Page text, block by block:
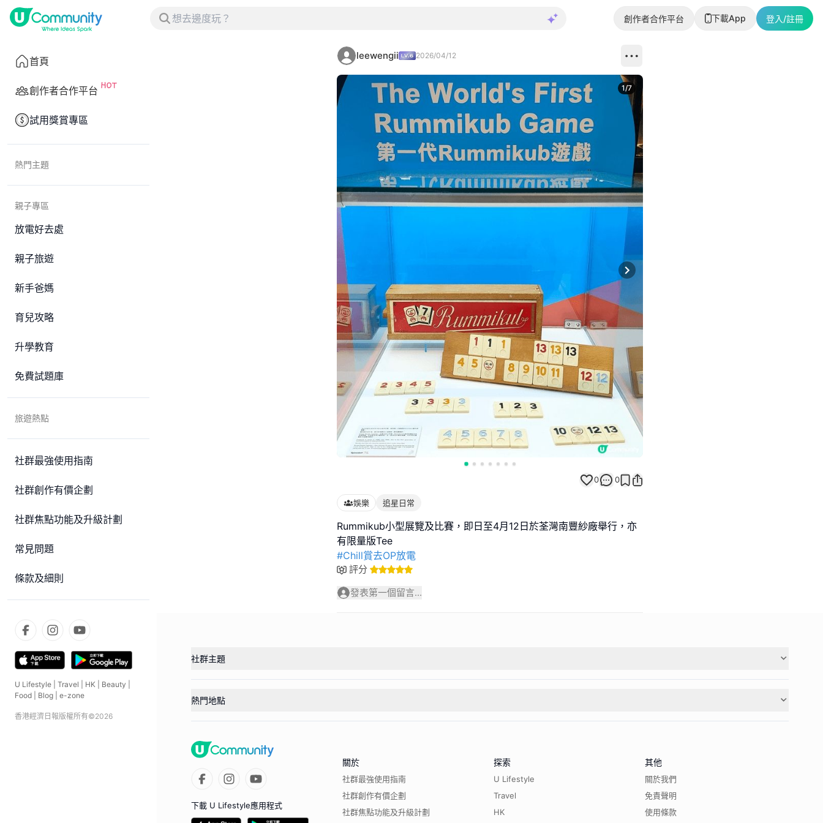
創作者合作平台 下載App 登入/註冊
首頁
創作者合作平台
試用獎賞專區
熱門主題
親子專區
放電好去處
親子旅遊
新手爸媽
育兒攻略
升學教育
免費試題庫
旅遊熱點
社群最強使用指南
社群創作有價企劃
社群焦點功能及升級計劃
常見問題
條款及細則
U Lifestyle Travel HK Beauty
Food
Blog e-zone
香港經濟日報版權所有©2026
leewengii 2026/04/12
Next slide
1/7
0 0
娛樂 追星日常
Rummikub小型展覽及比賽，即日至4月12日於荃灣南豐紗廠舉行，亦
#Chill賞去OP放電
評分
發表第一個留言...
社群主題
熱門地點
下載 U Lifestyle應用程式
關於
社群最強使用指南
社群創作有價企劃
社群焦點功能及升級計劃
探索
U Lifestyle
Travel
HK
其他
關於我們
免責聲明
使用條款